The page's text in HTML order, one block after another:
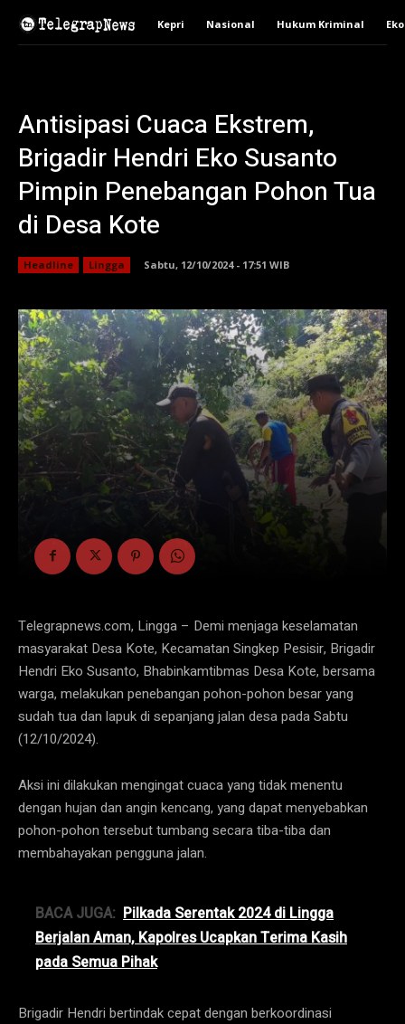
Kepri Nasional Hukum Kriminal
Antisipasi Cuaca Ekstrem,
Brigadir Hendri Eko Susanto
Pimpin Penebangan Pohon Tua
di Desa Kote
Headline Lingga Sabtu, 12/10/2024 - 17:51 WIB
Telegrapnews.com, Lingga – Demi menjaga keselamatan
masyarakat Desa Kote, Kecamatan Singkep Pesisir, Brigadir
Hendri Eko Susanto, Bhabinkamtibmas Desa Kote, bersama
warga, melakukan penebangan pohon-pohon besar yang
sudah tua dan lapuk di sepanjang jalan desa pada Sabtu
(12/10/2024).
Aksi ini dilakukan mengingat cuaca yang tidak menentu
dengan hujan dan angin kencang, yang dapat menyebabkan
pohon-pohon tersebut tumbang secara tiba-tiba dan
membahayakan pengguna jalan.
BACA JUGA: Pilkada Serentak 2024 di Lingga
Berjalan Aman, Kapolres Ucapkan Terima Kasih
pada Semua Pihak
Brigadir Hendri bertindak cepat dengan berkoordinasi